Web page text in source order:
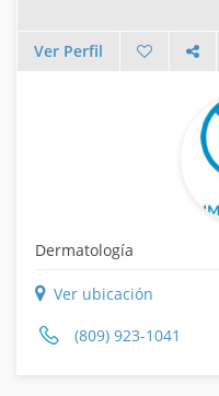
Ver Perfil
Dermatología
Ver ubicación
(809) 923-1041